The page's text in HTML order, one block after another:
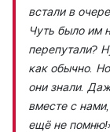
встали в
Чуть было им
перепутали?
как обычно.
они знали.
вместе с
ещё не